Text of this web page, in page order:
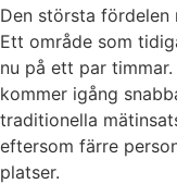
Den största fördelen
Ett område som
nu på ett par
kommer igång
traditionella
eftersom färre
platser.